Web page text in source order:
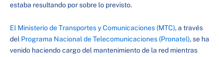
estaba resultando por sobre lo previsto.
El Ministerio de Transportes y Comunicaciones (MTC), a través
del Programa Nacional de Telecomunicaciones (Pronatel), se ha
venido haciendo cargo del mantenimiento de la red mientras